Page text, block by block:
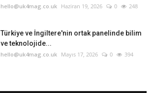
hello@uk4mag.co.uk Haziran 19, 2026 0 248
Türkiye ve İngiltere'nin ortak panelinde bilim
ve teknolojide...
hello@uk4mag.co.uk Mayıs 17, 2026 0 394